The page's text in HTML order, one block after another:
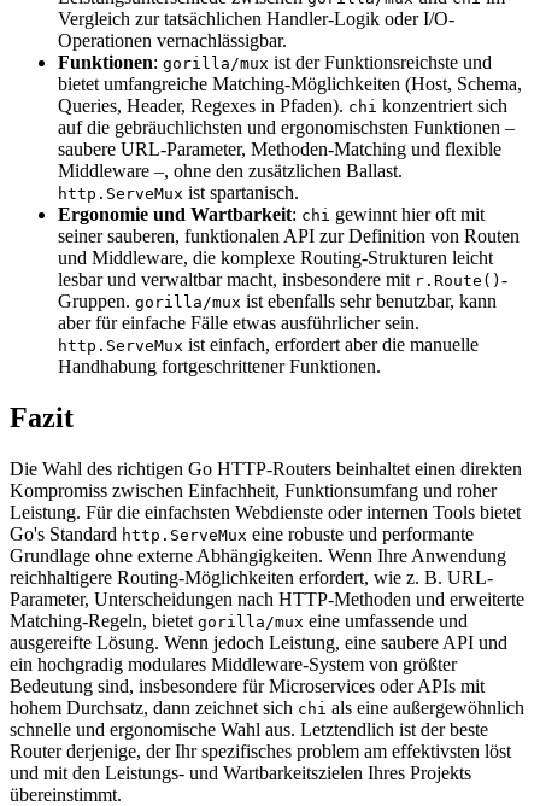
Vergleich zur tatsächlichen Handler-Logik oder I/O-
Operationen vernachlässigbar.
Funktionen: gorilla/mux ist der Funktionsreichste und
bietet umfangreiche Matching-Möglichkeiten (Host, Schema,
Queries, Header, Regexes in Pfaden). chi konzentriert sich
auf die gebräuchlichsten und ergonomischsten Funktionen –
saubere URL-Parameter, Methoden-Matching und flexible
Middleware –, ohne den zusätzlichen Ballast.
http.ServeMux ist spartanisch.
Ergonomie und Wartbarkeit: chi gewinnt hier oft mit
seiner sauberen, funktionalen API zur Definition von Routen
und Middleware, die komplexe Routing-Strukturen leicht
lesbar und verwaltbar macht, insbesondere mit r.Route() -
Gruppen. gorilla/mux ist ebenfalls sehr benutzbar, kann
aber für einfache Fälle etwas ausführlicher sein.
http.ServeMux ist einfach, erfordert aber die manuelle
Handhabung fortgeschrittener Funktionen.
Fazit
Die Wahl des richtigen Go HTTP-Routers beinhaltet einen direkten
Kompromiss zwischen Einfachheit, Funktionsumfang und roher
Leistung. Für die einfachsten Webdienste oder internen Tools bietet
Go's Standard http.ServeMux eine robuste und performante
Grundlage ohne externe Abhängigkeiten. Wenn Ihre Anwendung
reichhaltigere Routing-Möglichkeiten erfordert, wie z. B. URL-
Parameter, Unterscheidungen nach HTTP-Methoden und erweiterte
Matching-Regeln, bietet gorilla/mux eine umfassende und
ausgereifte Lösung. Wenn jedoch Leistung, eine saubere API und
ein hochgradig modulares Middleware-System von größter
Bedeutung sind, insbesondere für Microservices oder APIs mit
hohem Durchsatz, dann zeichnet sich chi als eine außergewöhnlich
schnelle und ergonomische Wahl aus. Letztendlich ist der beste
Router derjenige, der Ihr spezifisches problem am effektivsten löst
und mit den Leistungs- und Wartbarkeitszielen Ihres Projekts
übereinstimmt.